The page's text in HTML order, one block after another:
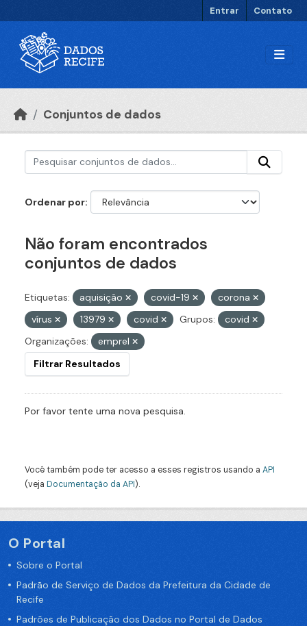
Entrar Contato
Conjuntos de dados
Ordenar por
Não foram encontrados
conjuntos de dados
Etiquetas: aquisição covid-19
corona
vírus
13979 covid Grupos:
covid
Organizações:
emprel
Filtrar Resultados
Por favor tente uma nova pesquisa.
Você também pode ter acesso a esses registros usando a API
(veja Documentação da API).
O Portal
Sobre o Portal
Padrão de Serviço de Dados da Prefeitura da Cidade de
Recife
Padrões de Publicação dos Dados no Portal de Dados